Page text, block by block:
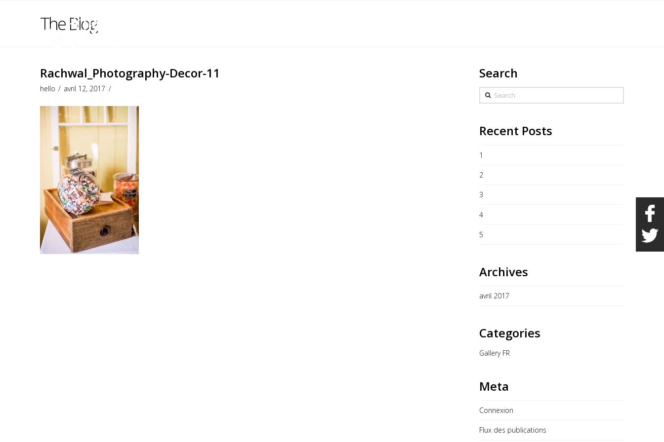
The Blog
Rachwal_Photography-Decor-11
hello avril 12, 2017
Search
Search
Recent Posts
1
2
3
4
5
Archives
avril 2017
Categories
Gallery FR
Meta
Connexion
Flux des publications